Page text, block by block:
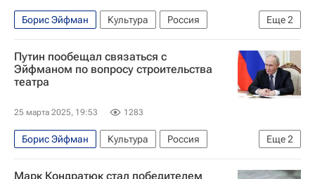
Еще2
Борис Эйфман Культура
Россия
Москва
Владимир Путин
Путин пообещал связаться с
Эйфманом по вопросу строительства
театра
25 марта 2025, 19:53 1283
Еще2
Борис Эйфман Культура
Россия
Санкт-Петербург
Владимир Путин
Марк Кондратюк стал победителем